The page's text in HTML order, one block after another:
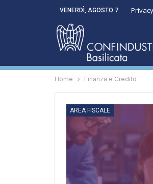
VENERDÌ, AGOSTO 7
Home Finanza e Credito
AREA FISCALE